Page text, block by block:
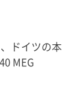
ドイツの本
MEG